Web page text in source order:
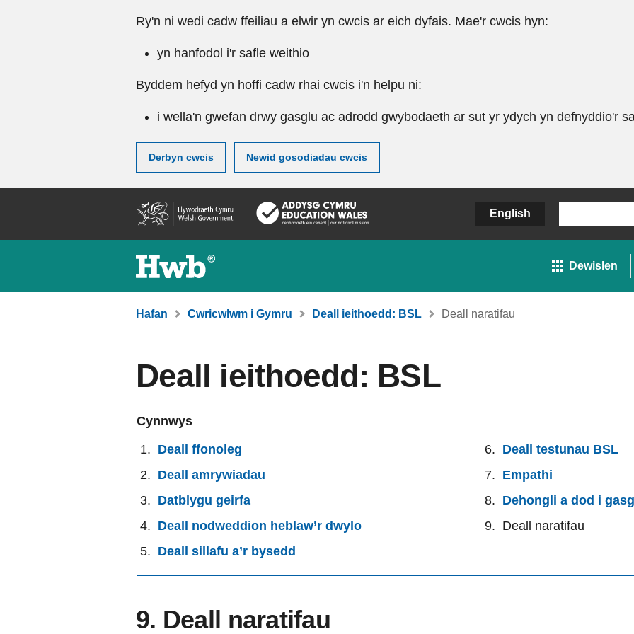
Ry'n ni wedi cadw ffeiliau a elwir yn cwcis ar eich dyfais. Mae'r cwcis hyn:
yn hanfodol i'r safle weithio
Byddem hefyd yn hoffi cadw rhai cwcis i'n helpu ni:
i wella'n gwefan drwy gasglu ac adrodd gwybodaeth ar sut yr ydych yn defnyddio'r
Derbyn cwcis Newid gosodiadau cwcis
gynnwy
English
Dewislen
Hafan Cwricwlwm i Gymru Deall ieithoedd: BSL Deall naratifau
Deall ieithoedd: BSL
Cynnwys
Deall ffonoleg
Deall amrywiadau
Datblygu geirfa
Deall nodweddion heblaw’r dwylo
Deall sillafu a’r bysedd
Deall testunau BSL
Empathi
Dehongli a dod i
Deall naratifau
9. Deall naratifau